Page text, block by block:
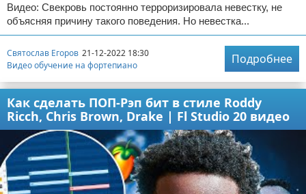
Видео: Свекровь постоянно терроризировала невестку, не
объясняя причину такого поведения. Но невестка...
Святослав Егоров 21-12-2022 18:30
Видео обучение на фортепиано
Подробнее
Как сделать ПОП-Рэп бит в стиле Roddy
Ricch, Chris Brown, Drake | Fl Studio 20 видео